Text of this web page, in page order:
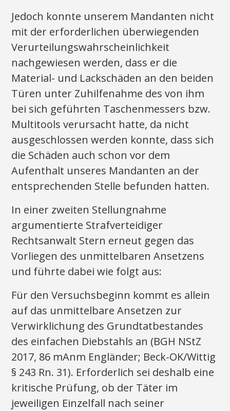
Jedoch konnte unserem Mandanten nicht
mit der erforderlichen überwiegenden
Verurteilungswahrscheinlichkeit
nachgewiesen werden, dass er die
Material- und Lackschäden an den beiden
Türen unter Zuhilfenahme des von ihm
bei sich geführten Taschenmessers bzw.
Multitools verursacht hatte, da nicht
ausgeschlossen werden konnte, dass sich
die Schäden auch schon vor dem
Aufenthalt unseres Mandanten an der
entsprechenden Stelle befunden hatten.
In einer zweiten Stellungnahme
argumentierte Strafverteidiger
Rechtsanwalt Stern erneut gegen das
Vorliegen des unmittelbaren Ansetzens
und führte dabei wie folgt aus:
Für den Versuchsbeginn kommt es allein
auf das unmittelbare Ansetzen zur
Verwirklichung des Grundtatbestandes
des einfachen Diebstahls an (BGH NStZ
2017, 86 mAnm Engländer; Beck-OK/Wittig
§ 243 Rn. 31). Erforderlich sei deshalb eine
kritische Prüfung, ob der Täter im
jeweiligen Einzelfall nach seiner